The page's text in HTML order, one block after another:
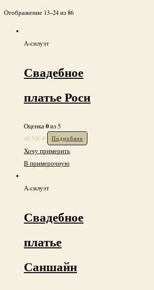
Отображение 13–24 из 86
А-силуэт
Свадебное
платье Роси
Оценка0из 5
48 500 ₽ Подробнее
Хочу примерить
В примерочную
А-силуэт
Свадебное
платье
Саншайн